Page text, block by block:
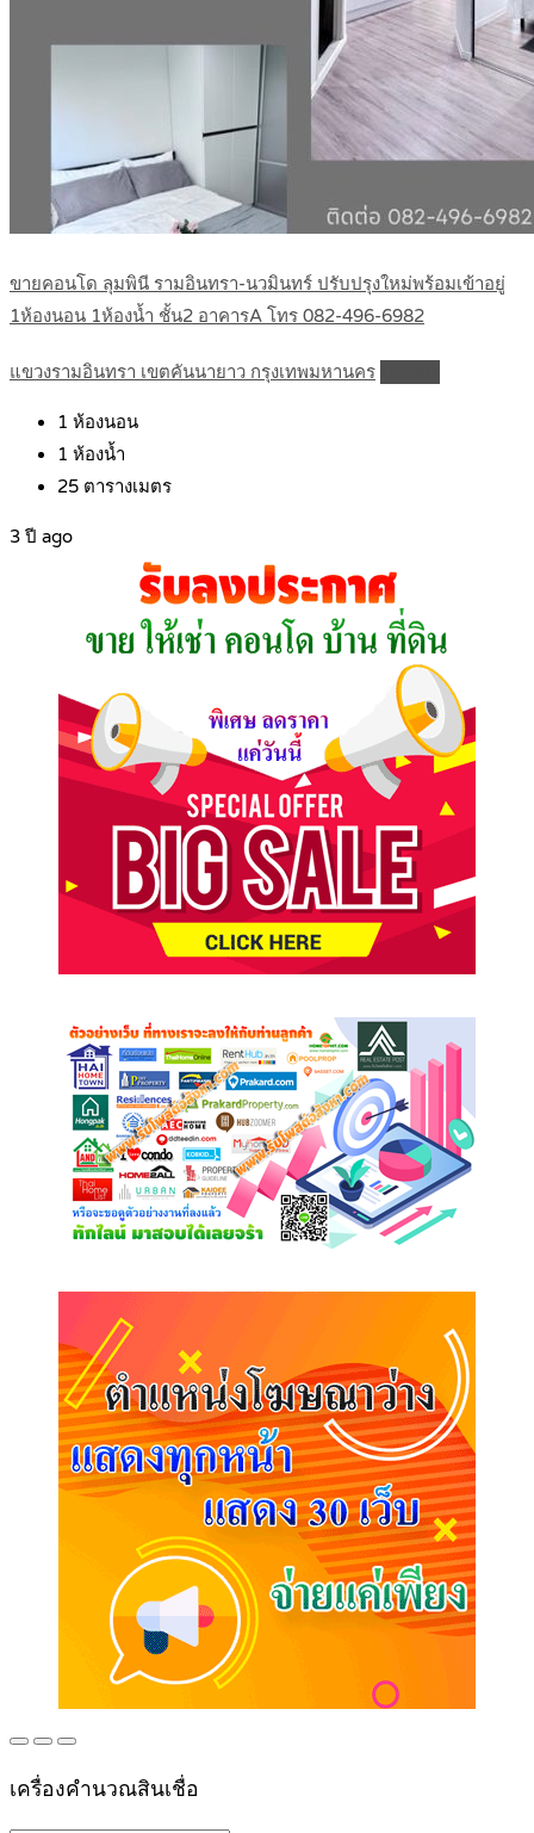
ขายคอนโด ลุมพินี รามอินทรา-นวมินทร์ ปรับปรุงใหม่พร้อมเข้าอยู่
1ห้องนอน 1ห้องน้ำ ชั้น2 อาคารA โทร 082-496-6982
แขวงรามอินทรา เขตคันนายาว กรุงเทพมหานคร
1 ห้องนอน
1 ห้องน้ำ
25 ตารางเมตร
3 ปี ago
เครื่องคำนวณสินเชื่อ